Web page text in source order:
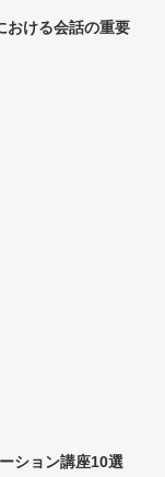
おける会話の重要
ション講座10選